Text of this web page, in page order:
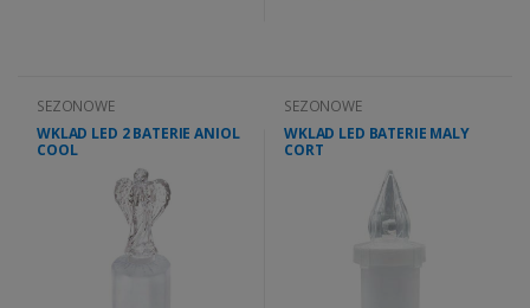
SEZONOWE
WKLAD LED 2 BATERIE ANIOL
COOL
SEZONOWE
WKLAD LED BATERIE MALY
CORT